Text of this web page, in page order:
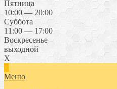
Пятница
10:00 — 20:00
Суббота
11:00 — 17:00
Воскресенье
выходной
X
Меню